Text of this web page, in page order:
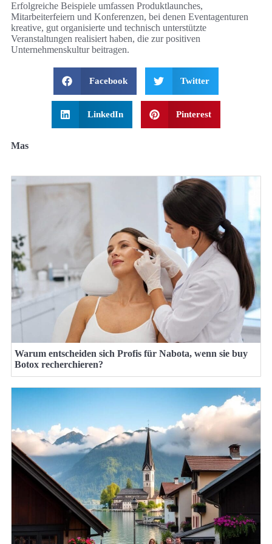
Erfolgreiche Beispiele umfassen Produktlaunches,
Mitarbeiterfeiern und Konferenzen, bei denen Eventagenturen
kreative, gut organisierte und technisch unterstützte
Veranstaltungen realisiert haben, die zur positiven
Unternehmenskultur beitragen.
Facebook Twitter
LinkedIn Pinterest
Mas
Warum entscheiden sich Profis für Nabota, wenn sie buy
Botox recherchieren?